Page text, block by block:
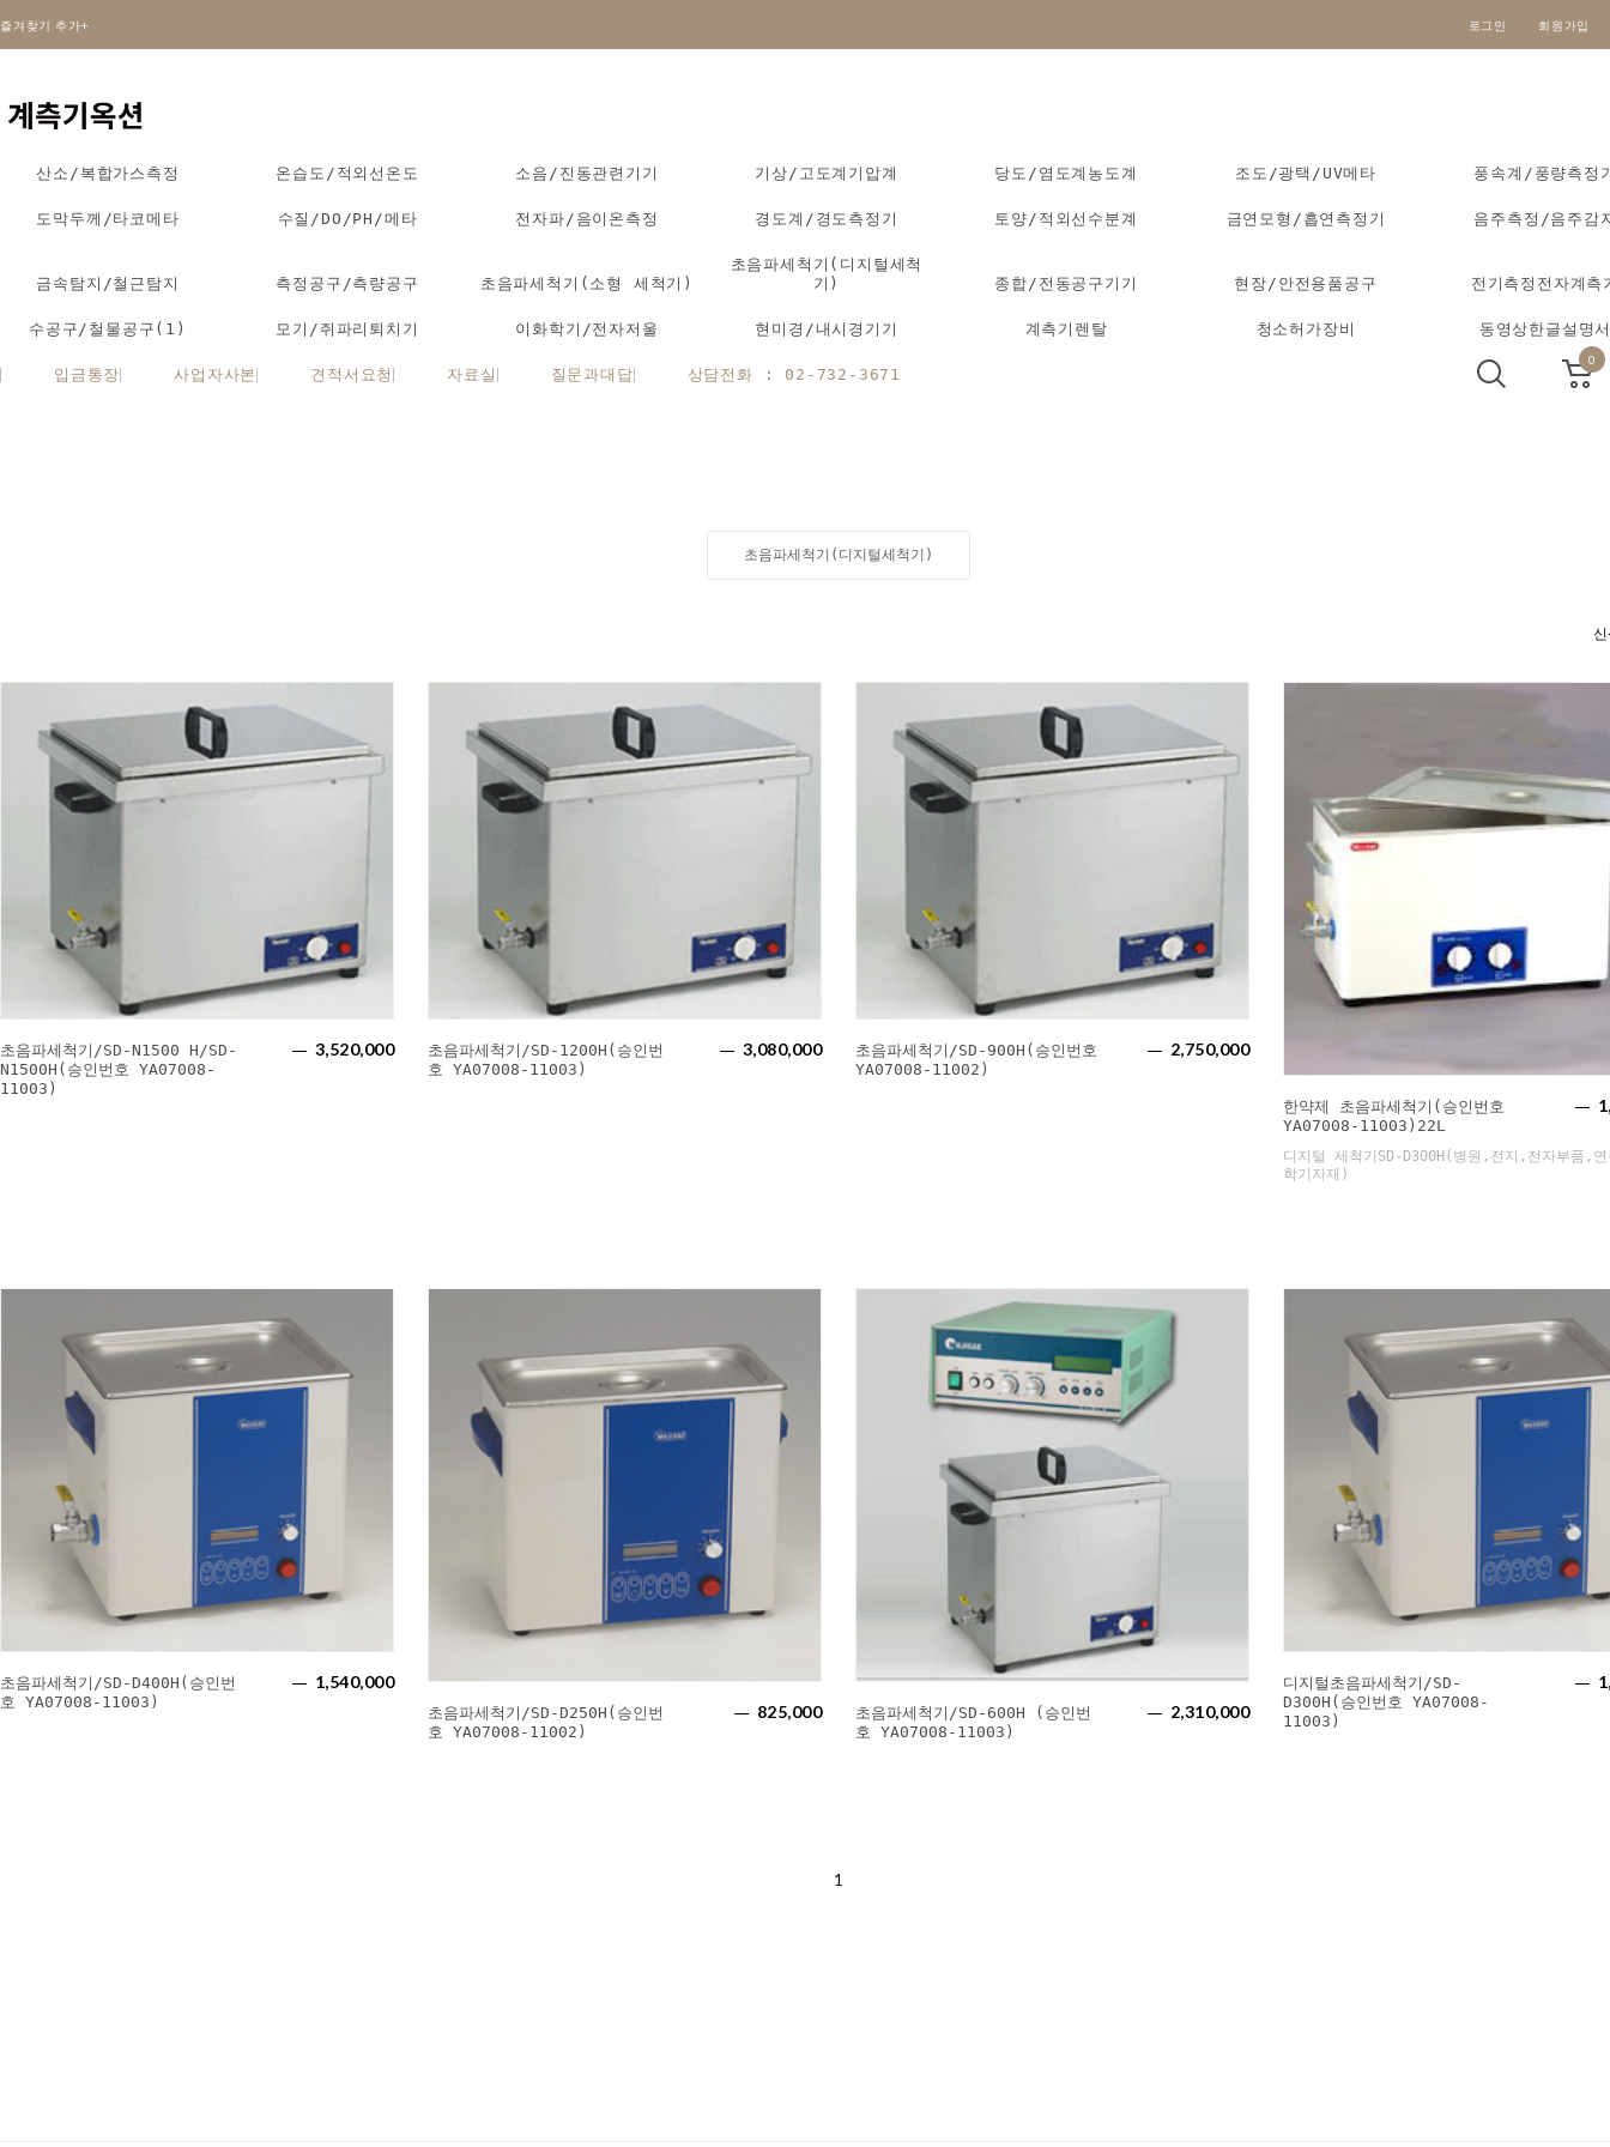
즐겨찾기 추가+ 로그인 회원가입
산소/복합가스측정 온습도/적외선온도 소음/진동관련기기 기상/고도계기압계 당도/염도계농도계 조도/광택/UV메타 풍속계/풍량측정
도막두께/타코메타 수질/DO/PH/메타 전자파/음이온측정 경도계/경도측정기 토양/적외선수분계 금연모형/흡연측정기 음주측정/음주감
금속탐지/철근탐지 측정공구/측량공구 초음파세척기(소형 세척기)
초음파세척기(디지털세척
기)
종합/전동공구기기 현장/안전용품공구 전기측정전자계측
수공구/철물공구(1) 모기/쥐파리퇴치기 이화학기/전자저울 현미경/내시경기기 계측기렌탈 청소허가장비 동영상한글설명
입금통장 사업자사본 견적서요청 자료실 질문과대답 상담전화 : 02-732-3671
0
초음파세척기(디지털세척기)
초음파세척기/SD-N1500 H/SD-
N1500H(승인번호 YA07008-
11003)
3,520,000
초음파세척기/SD-1200H(승인번
호 YA07008-11003)
3,080,000
초음파세척기/SD-900H(승인번호
YA07008-11002)
2,750,000
한약제 초음파세척기(승인번호
YA07008-11003)22L
디지털 세척기SD-D300H(병원,전지,전자부품,
학기자재)
초음파세척기/SD-D400H(승인번
호 YA07008-11003)
1,540,000
초음파세척기/SD-D250H(승인번
호 YA07008-11002)
825,000
초음파세척기/SD-600H (승인번
호 YA07008-11003)
2,310,000
디지털초음파세척기/SD-
D300H(승인번호 YA07008-
11003)
1